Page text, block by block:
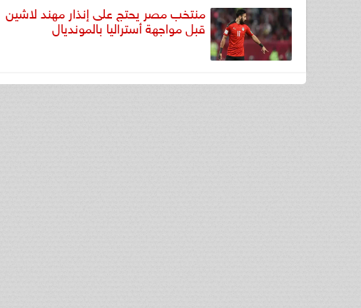
منتخب مصر يحتج على إنذار مهند لاشين
قبل مواجهة أستراليا بالمونديال